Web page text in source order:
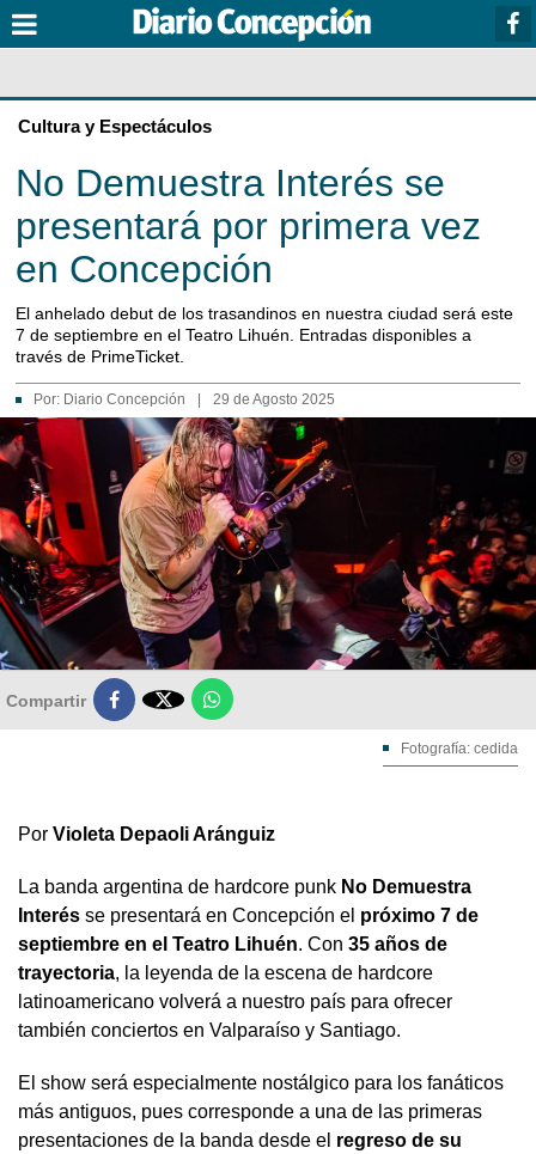
Cultura y Espectáculos
No Demuestra Interés se
presentará por primera vez
en Concepción
El anhelado debut de los trasandinos en nuestra ciudad será este
7 de septiembre en el Teatro Lihuén. Entradas disponibles a
través de PrimeTicket.
Por: Diario Concepción 29 de Agosto 2025
Compartir 
Fotografía: cedida
Por Violeta Depaoli Aránguiz
La banda argentina de hardcore punk No Demuestra
Interés se presentará en Concepción el próximo 7 de
septiembre en el Teatro Lihuén. Con 35 años de
trayectoria, la leyenda de la escena de hardcore
latinoamericano volverá a nuestro país para ofrecer
también conciertos en Valparaíso y Santiago.
El show será especialmente nostálgico para los fanáticos
más antiguos, pues corresponde a una de las primeras
presentaciones de la banda desde el regreso de su